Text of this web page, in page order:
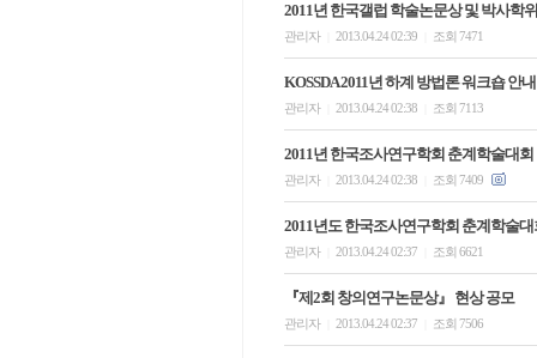
2011년 한국갤럽 학술논문상 및 박사학
관리자 2013.04.24 02:39 조회 7471
KOSSDA 2011년 하계 방법론 워크숍 안내
관리자 2013.04.24 02:38 조회 7113
2011년 한국조사연구학회 춘계학술대
관리자 2013.04.24 02:38 조회 7409
2011년도 한국조사연구학회 춘계학술대
관리자 2013.04.24 02:37 조회 6621
『제2회 창의연구논문상』 현상 공모
관리자 2013.04.24 02:37 조회 7506